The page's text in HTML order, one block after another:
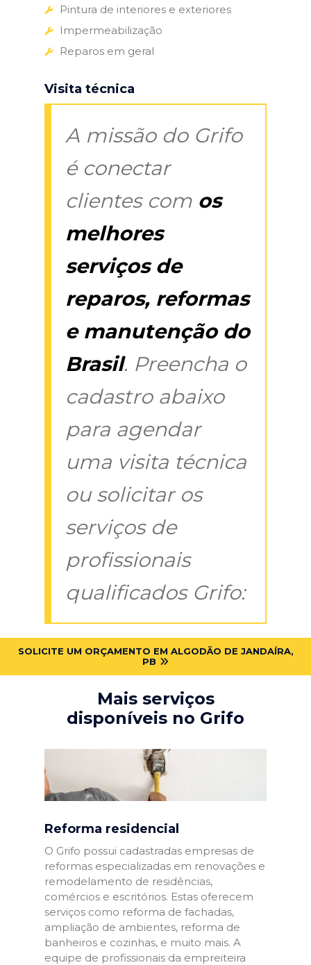
Pintura de interiores e exteriores
Impermeabilização
Reparos em geral
Visita técnica
A missão do Grifo
é conectar
clientes com os
melhores
serviços de
reparos, reformas
e manutenção do
Brasil. Preencha o
cadastro abaixo
para agendar
uma visita técnica
ou solicitar os
serviços de
profissionais
qualificados Grifo:
SOLICITE UM ORÇAMENTO EM ALGODÃO DE JANDAÍRA,
PB
Mais serviços
disponíveis no Grifo
Reforma residencial
O Grifo possui cadastradas empresas de
reformas especializadas em renovações e
remodelamento de residências,
comércios e escritórios. Estas oferecem
serviços como reforma de fachadas,
ampliação de ambientes, reforma de
banheiros e cozinhas, e muito mais. A
equipe de profissionais da empreiteira